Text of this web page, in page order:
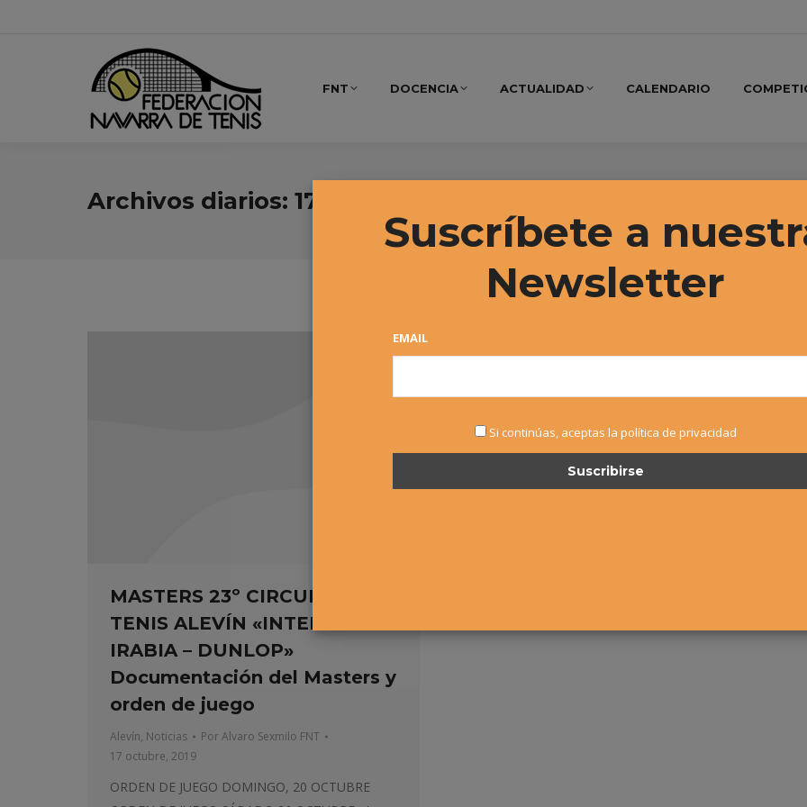
FNT DOCENCIA ACTUALIDAD CALENDARIO
Archivos diarios: 17 octubre, 2019
MASTERS 23º CIRCUITO DE
TENIS ALEVÍN «INTERSPORT
IRABIA – DUNLOP»
Documentación del Masters y
orden de juego
Alevín, Noticias PorAlvaro Sexmilo FNT
17 octubre, 2019
ORDEN DE JUEGO DOMINGO, 20 OCTUBRE
Suscríbete a
Newsletter
EMAIL
Si continúas, aceptas la política de privacidad